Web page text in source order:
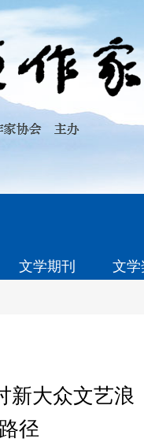
文学期刊 文
新大众文艺浪
径